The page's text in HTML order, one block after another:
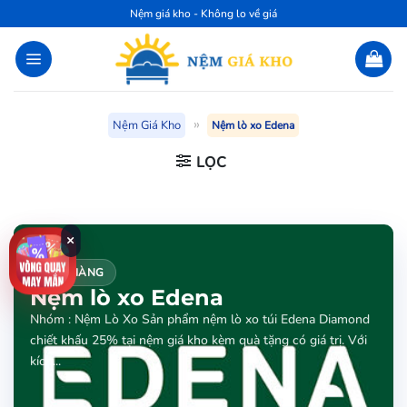
qua
nội
dung
Nệm giá kho - Không lo về giá
Nệm Giá Kho » Nệm lò xo Edena
LỌC
CỬA HÀNG
Nệm lò xo Edena
Nhóm : Nệm Lò Xo Sản phẩm nệm lò xo túi Edena Diamond
chiết khấu 25% tại nệm giá kho kèm quà tặng có giá trị. Với
kích...
×